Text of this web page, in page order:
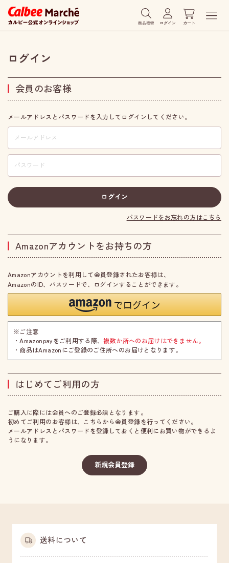
商品検索 ログイン カート
ログイン
会員のお客様
メールアドレスとパスワードを入力してログインしてください。
パスワードをお忘れの方はこちら
Amazonアカウントをお持ちの方
Amazonアカウントを利用して会員登録されたお客様は、
AmazonのID、パスワードで、ログインすることができます。
※ご注意
・Amazonpayをご利用する際、複数か所へのお届けはできません。
・商品はAmazonにご登録のご住所へのお届けとなります。
はじめてご利用の方
ご購入に際には会員へのご登録必須となります。
初めてご利用のお客様は、こちらから会員登録を行ってください。
メールアドレスとパスワードを登録しておくと便利にお買い物ができるよ
うになります。
送料について